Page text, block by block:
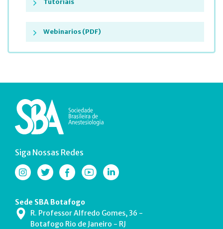
Tutoriais
Webinarios (PDF)
Siga Nossas Redes
Sede SBA Botafogo
R. Professor Alfredo Gomes, 36 -
Botafogo Rio de Janeiro - RJ